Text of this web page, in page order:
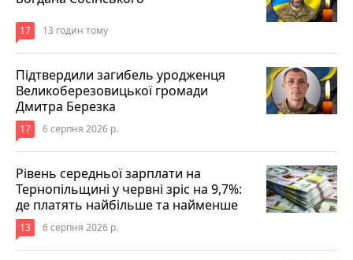
17 13 годин тому
Підтвердили загибель уродженця
Великоберезовицької громади
Дмитра Березка
17 6 серпня 2026 р.
Рівень середньої зарплати на
Тернопільщині у червні зріс на 9,7%:
де платять найбільше та найменше
13 6 серпня 2026 р.